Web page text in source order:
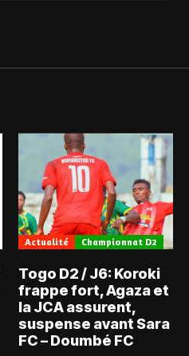
Actualité Championnat D2
Togo D2 / J6: Koroki
frappe fort, Agaza et
la JCA assurent,
suspense avant Sara
FC – Doumbé FC